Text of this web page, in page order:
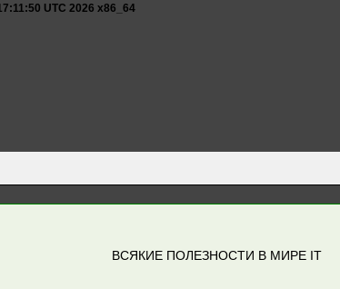
UTC 2026 x86_64
ВСЯКИЕ ПОЛЕЗНОСТИ В МИРЕ IT